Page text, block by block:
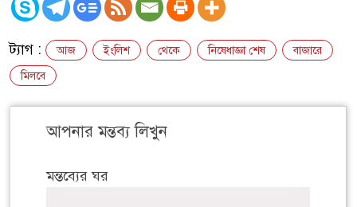
ট্যাগ : আজ ইংলিশ থেকে নিষেধাজ্ঞা শেষ
বাজারে
মিলবে
আপনার মন্তব্য লিখুন
মন্তব্যের ঘর